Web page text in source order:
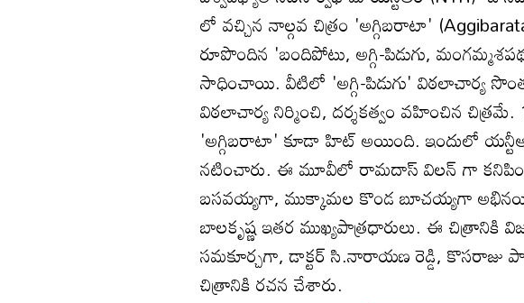
లో వచ్చిన నాల్గవ చిత్రం 'అగ్గిబరాటా'
రూపొందిన 'బందిపోటు, అగ్గి-పిడుగు,
సాధించాయి. వీటిలో 'అగ్గి-పిడుగు' విఠలాచార్య
విఠలాచార్య నిర్మించి, దర్శకత్వం వహించిన
'అగ్గిబరాటా' కూడా హిట్ అయింది. ఇందులో
నటించారు. ఈ మూవీలో రామదాస్ విలన్ గా
బసవయ్యగా, ముక్కామల కొండ బూచయ్యగా
బాలకృష్ణ ఇతర ముఖ్యపాత్రధారులు. ఈ చిత్రానికి
సమకూర్చగా, డాక్టర్ సి.నారాయణ రెడ్డి, కొసరాజు
చిత్రానికి రచన చేశారు.